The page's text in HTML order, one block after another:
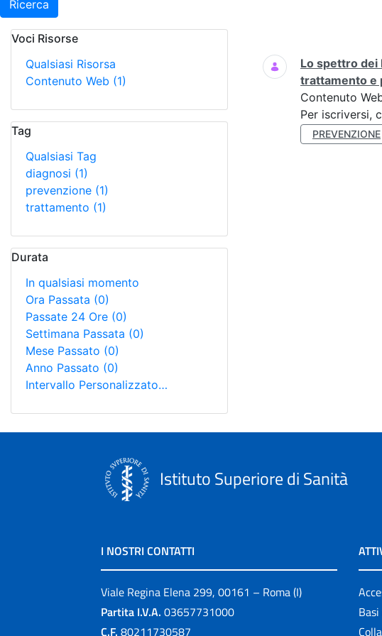
Ricerca
Voci Risorse
Qualsiasi Risorsa
Contenuto Web (1)
Tag
Qualsiasi Tag
diagnosi (1)
prevenzione (1)
trattamento (1)
Durata
In qualsiasi momento
Ora Passata (0)
Passate 24 Ore (0)
Settimana Passata (0)
Mese Passato (0)
Anno Passato (0)
Intervallo Personalizzato…
Ricerca
Lo spettro dei
trattamento e
Contenuto
Per iscriversi,
PREVENZIONE
Istituto Superiore di Sanità
I NOSTRI CONTATTI
Viale Regina Elena 299, 00161 – Roma (I)
Partita I.V.A. 03657731000
C.F. 80211730587